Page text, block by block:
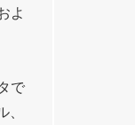
よ
で